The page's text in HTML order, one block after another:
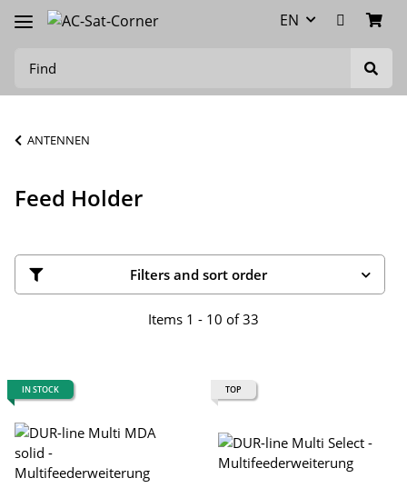
EN
ANTENNEN
Feed Holder
Filters and sort order
Items 1 - 10 of 33
IN STOCK TOP